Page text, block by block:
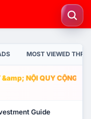
MOST VIEWED
NỘI QUY CỘNG
Guide